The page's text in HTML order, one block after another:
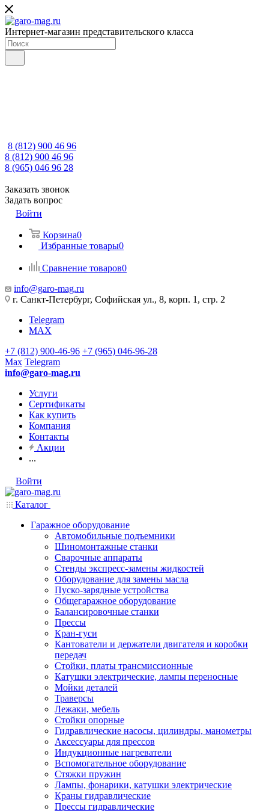
Интернет-магазин представительского класса
8 (812) 900 46 96
8 (812) 900 46 96
8 (965) 046 96 28
Заказать звонок
Задать вопрос
Войти
Корзина0
Избранные товары0
Сравнение товаров0
info@garo-mag.ru
г. Санкт-Петербург, Софийская ул., 8, корп. 1, стр. 2
Telegram
MAX
+7 (812) 900-46-96 +7 (965) 046-96-28
Max Telegram
info@garo-mag.ru
Услуги
Сертификаты
Как купить
Компания
Контакты
Акции
...
Войти
Каталог
Гаражное оборудование
Автомобильные подъемники
Шиномонтажные станки
Сварочные аппараты
Стенды экспресс-замены жидкостей
Оборудование для замены масла
Пуско-зарядные устройства
Общегаражное оборудование
Балансировочные станки
Прессы
Кран-гуси
Кантователи и держатели двигателя и коробки
передач
Стойки, платы трансмиссионные
Катушки электрические, лампы переносные
Мойки деталей
Траверсы
Лежаки, мебель
Стойки опорные
Гидравлические насосы, цилиндры, манометры
Аксессуары для прессов
Индукционные нагреватели
Вспомогательное оборудование
Стяжки пружин
Лампы, фонарики, катушки электрические
Краны гидравлические
Прессы гидравлические